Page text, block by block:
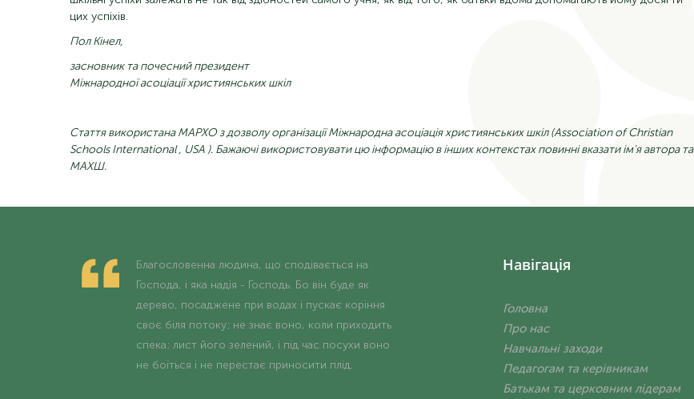
цих успіхів.
Пол Кінел,
засновник та почесний президент
Міжнародної асоціації християнських шкіл
Стаття використана МАРХО з дозволу організації Міжнароднаасоціаціяхристиянськихшкіл (Associationof Christian
Schools International, USA ). Бажаючі використовувати цю інформацію в інших контекстах повинні вказати ім'я автора та
МАХШ.
Благословенна людина, що сподівається на
Господа, і яка надія - Господь. Бо він буде як
дерево, посаджене при водах і пускає коріння
своє біля потоку; не знає воно, коли приходить
спека; лист його зелений, і під час посухи воно
не боїться і не перестає приносити плід.
Навігація
Головна
Про нас
Навчальні заходи
Педагогам та керівникам
Батькам та церковним лідерам